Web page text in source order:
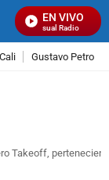
EN VIVO
Señal Visual Radio
Cali Gustavo Petro
Takeoff,